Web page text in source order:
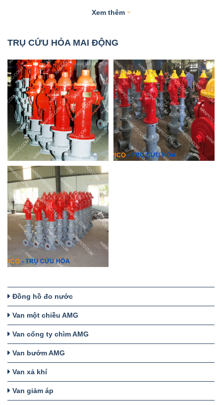
Xem thêm
TRỤ CỨU HỎA MAI ĐỘNG
Đồng hồ đo nước
Van một chiều AMG
Van cổng ty chìm AMG
Van bướm AMG
Van xả khí
Van giảm áp